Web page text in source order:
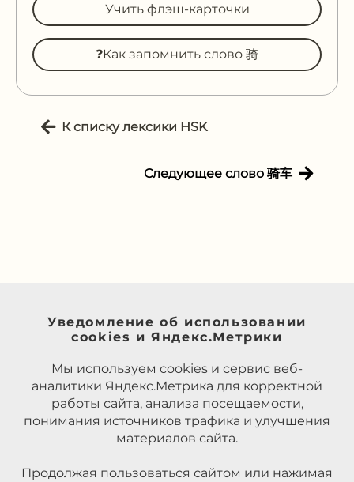
Учить флэш-карточки
❓Как запомнить слово 骑
К списку лексики HSK
Следующее слово 骑车
Уведомление об использовании
cookies и Яндекс.Метрики
Мы используем cookies и сервис веб-
аналитики Яндекс.Метрика для корректной
работы сайта, анализа посещаемости,
понимания источников трафика и улучшения
материалов сайта.
Продолжая пользоваться сайтом или нажимая